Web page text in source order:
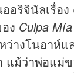
อริจินัลเรื่อง
ง Culpa
ว่างโนอาห์
แม้ว่าพ่อแม่ข